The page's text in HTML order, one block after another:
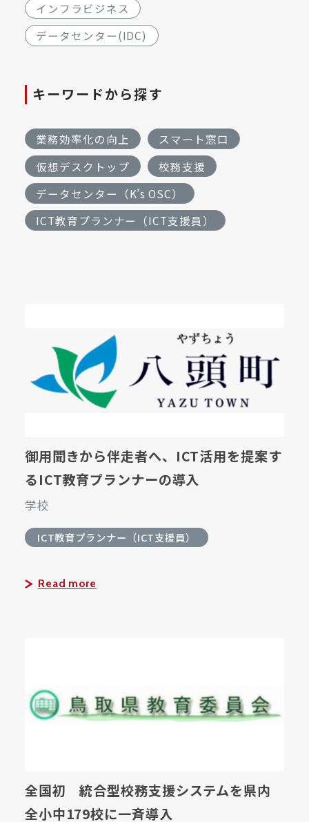
インフラビジネス
データセンター(IDC)
キーワードから探す
業務効率化の向上
スマート窓口
仮想デスクトップ
校務支援
データセンター（K’s OSC）
ICT教育プランナー（ICT支援員）
御用聞きから伴走者へ、ICT活用を提案す
るICT教育プランナーの導入
学校
ICT教育プランナー（ICT支援員）
Read more
全国初 統合型校務支援システムを県内
全小中179校に一斉導入